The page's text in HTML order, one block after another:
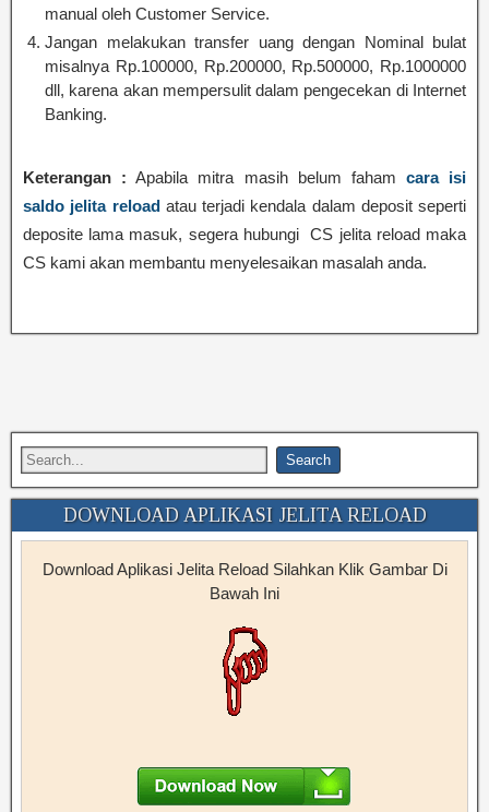
manual oleh Customer Service.
Jangan melakukan transfer uang dengan Nominal bulat
misalnya Rp.100000, Rp.200000, Rp.500000, Rp.1000000
dll, karena akan mempersulit dalam pengecekan di Internet
Banking.
Keterangan : Apabila mitra masih belum faham cara isi
saldo jelita reloadatau terjadi kendala dalam deposit seperti
deposite lama masuk, segera hubungi CS jelita reload maka
CS kami akan membantu menyelesaikan masalah anda.
DOWNLOAD APLIKASI JELITA RELOAD
Download Aplikasi Jelita Reload Silahkan Klik Gambar Di
Bawah Ini